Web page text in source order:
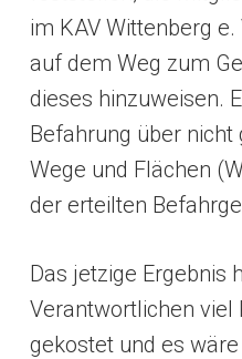
im KAV Wittenberg
auf dem Weg zum
dieses hinzuweisen.
Befahrung über nicht
Wege und Flächen
der erteilten
Das jetzige Ergebnis
Verantwortlichen viel
gekostet und es